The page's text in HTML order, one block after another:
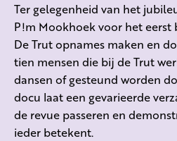
Ter gelegenheid van het
P!m Mookhoek voor het eerst
De Trut opnames maken en
tien mensen die bij de Trut
dansen of gesteund worden
docu laat een gevarieerde
de revue passeren en
ieder betekent.